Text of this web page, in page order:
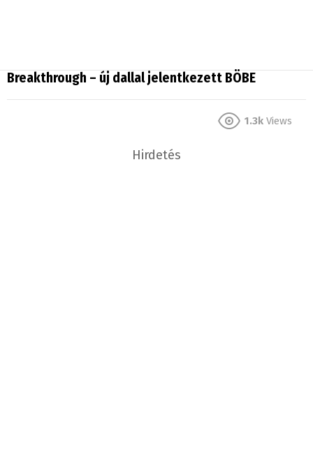
Breakthrough – új dallal jelentkezett BÖBE
1.3k Views
Hirdetés